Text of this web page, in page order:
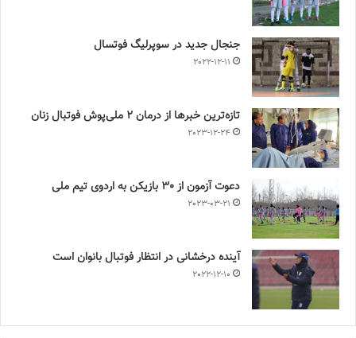
جنجال جدید در سوپرلیگ فوتسال
2022-12-11
تازه‌ترین خبرها از درمان ۲ ملی‌پوش فوتبال زنان
2023-12-24
دعوت آزمون از 30 بازیکن به اردوی تیم ملی
2023-03-21
آینده درخشانی در انتظار فوتبال بانوان است
2022-12-10